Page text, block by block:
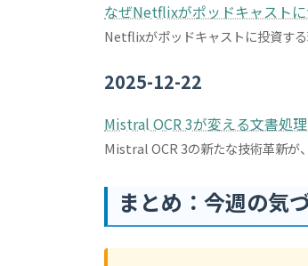
なぜNetflixがポッドキャスト
Netflixがポッドキャストに投資す
2025-12-22
Mistral OCR 3が変える文書処
Mistral OCR 3の新たな技術革新が
まとめ：今週の気